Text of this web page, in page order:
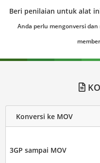
Beri penilaian untuk alat
Anda perlu mengonversi
Konversi ke MOV
3GP sampai MOV